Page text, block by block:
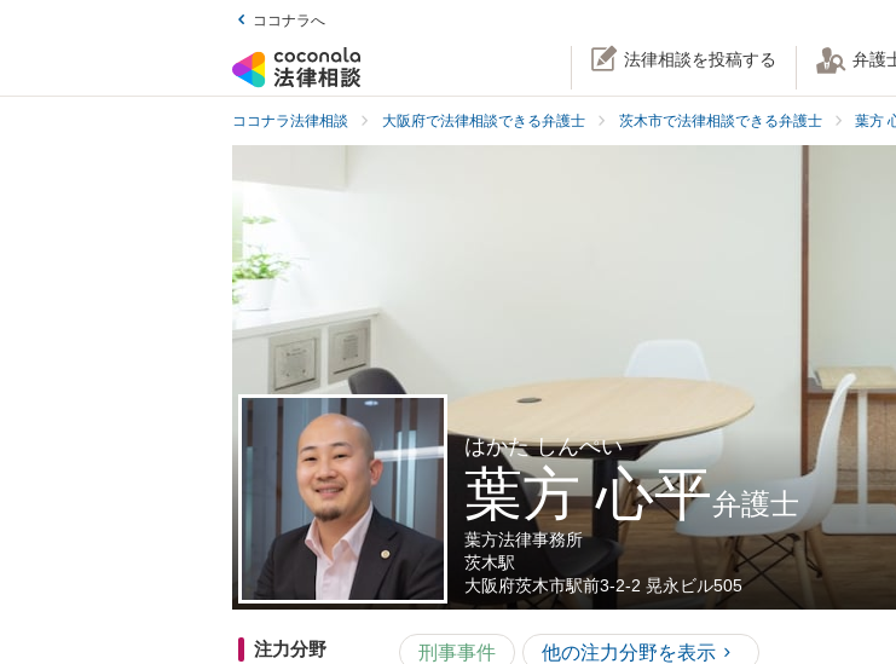
ココナラへ
法律相談を投稿する 弁護
ココナラ法律相談 大阪府で法律相談できる弁護士 茨木市で法律相談できる弁護士 葉方
はかた しんぺい
葉方 心平弁護士
葉方法律事務所
茨木駅
大阪府茨木市駅前3-2-2 晃永ビル505
注力分野 刑事事件 他の注力分野を表示